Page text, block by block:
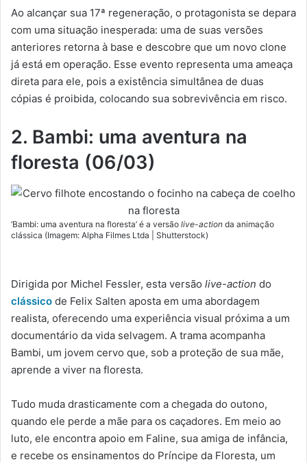
Ao alcançar sua 17ª regeneração, o protagonista se depara
com uma situação inesperada: uma de suas versões
anteriores retorna à base e descobre que um novo clone
já está em operação. Esse evento representa uma ameaça
direta para ele, pois a existência simultânea de duas
cópias é proibida, colocando sua sobrevivência em risco.
2. Bambi: uma aventura na
floresta (06/03)
‘Bambi: uma aventura na floresta’ é a versão live-action da animação
clássica (Imagem: Alpha Filmes Ltda | Shutterstock)
Dirigida por Michel Fessler, esta versão live-action do
clássico de Felix Salten aposta em uma abordagem
realista, oferecendo uma experiência visual próxima a um
documentário da vida selvagem. A trama acompanha
Bambi, um jovem cervo que, sob a proteção de sua mãe,
aprende a viver na floresta.
Tudo muda drasticamente com a chegada do outono,
quando ele perde a mãe para os caçadores. Em meio ao
luto, ele encontra apoio em Faline, sua amiga de infância,
e recebe os ensinamentos do Príncipe da Floresta, um